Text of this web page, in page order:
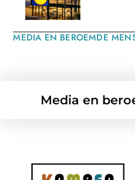
MEDIA EN BEROEMDE
Media en